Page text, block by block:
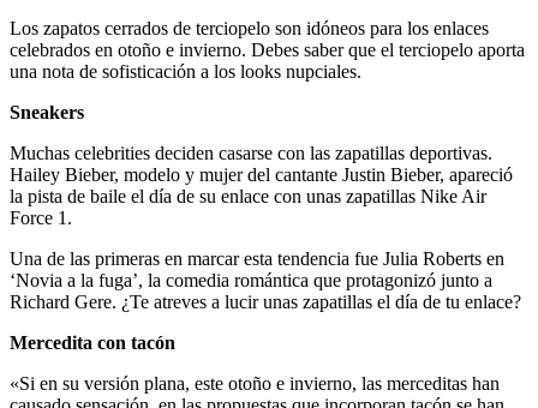
Los zapatos cerrados de terciopelo son idóneos para los enlaces
celebrados en otoño e invierno. Debes saber que el terciopelo aporta
una nota de sofisticación a los looks nupciales.
Sneakers
Muchas celebrities deciden casarse con las zapatillas deportivas.
Hailey Bieber, modelo y mujer del cantante Justin Bieber, apareció
la pista de baile el día de su enlace con unas zapatillas Nike Air
Force 1.
Una de las primeras en marcar esta tendencia fue Julia Roberts en
‘Novia a la fuga’, la comedia romántica que protagonizó junto a
Richard Gere. ¿Te atreves a lucir unas zapatillas el día de tu enlace?
Mercedita con tacón
«Si en su versión plana, este otoño e invierno, las merceditas han